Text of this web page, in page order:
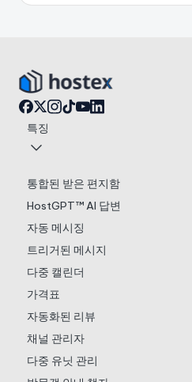
특징
통합된 받은 편지함
HostGPT™ AI 답변
자동 메시징
트리거된 메시지
다중 캘린더
가격표
자동화된 리뷰
채널 관리자
다중 유닛 관리